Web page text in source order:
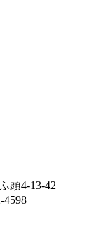
頭4-13-42
4598